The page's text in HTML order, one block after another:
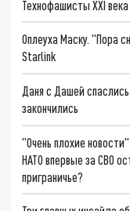
Технофашисты XXI века
Оплеуха Маску. "Пора
Starlink
Даня с Дашей
закончились
"Очень плохие
НАТО впервые за СВО
приграничье?